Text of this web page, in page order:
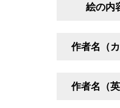
絵の内
作者名（カ
作者名（英